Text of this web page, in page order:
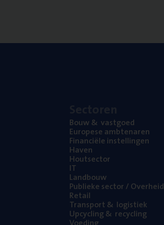
Bouw& vastgoed
Euro­pe­se ambtenaren
Finan­ci­ë­le instellingen
Haven
Hout­sec­tor
IT
Land­bouw
Publie­ke sec­tor / Overheid
Retail
Trans­port& logistiek
Upcy­cling& recycling